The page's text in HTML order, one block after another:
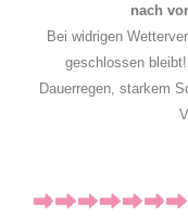
nach
Bei widrigen
geschlossen
Dauerregen, starkem